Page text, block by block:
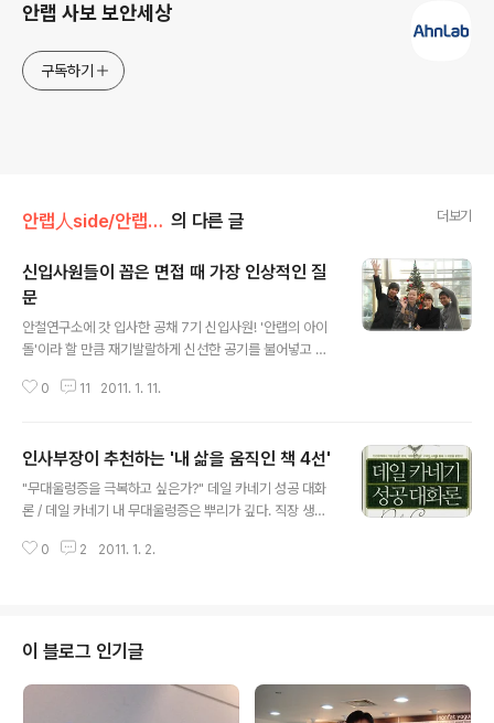
안랩 사보 보안세상
구독하기
안랩人side/안랩!안랩인! 의 다른 글 더보기
신입사원들이 꼽은 면접 때 가장 인상적인 질
문
안철연구소에 갓 입사한 공채 7기 신입사원! '안랩의 아이
돌'이라 할 만큼 재기발랄하게 신선한 공기를 불어넣고 있
선배들에게 인사를 대신했다. 안랩의 미래를 이끌 이들의
다. 3. 이것만은 내가 안랩에서 최고일 것이라 생각한다. 4.
나는 앞으로 이러한 안랩인이 되고 싶다. 5. 선배들에게 부
탁하고 싶은 말 황인범 / 어플라이언스 개발팀 1. 새로운 일
했던 분야랑도 거리가 멀었지만 이 분야에 호기심도 생겼
0 11 2011. 1. 11.
인사부장이 추천하는 '내 삶을 움직인 책 4선'
"무대울렁증을 극복하고 싶은가?" 데일 카네기 성공 대화
론 / 데일 카네기 내 무대울렁증은 뿌리가 깊다. 직장 생활
들도 무대울렁증이 있다고 하는 것을 보면, 인간이라면 어
전수에 머무르지 않는다. 다니엘 핑크의 '새로운 미래가 온
다' 또는 롤프 옌센의 '드림 소사이어티'를 보면 이제 스토
리의 시대, 우뇌의 시대가 오고 있는 것을 알 수 있다. 이런
시대를 준비하는 사람에게는 다른 사람에게 자신의 메시지
0 2 2011. 1. 2.
이 블로그 인기글